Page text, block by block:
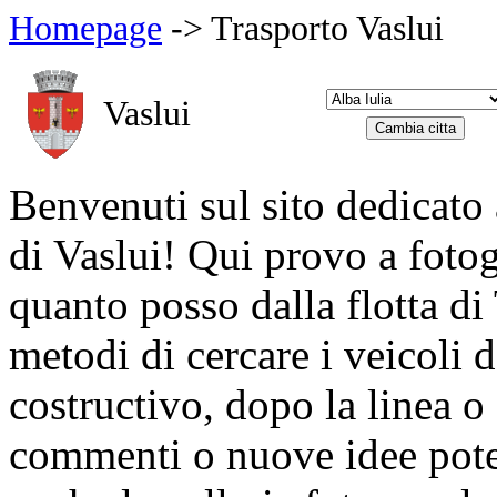
Homepage -> Trasporto Vaslui
Vaslui
Benvenuti sul sito
di Vaslui! Qui provo a
quanto posso dalla flotta
metodi di cercare i veicoli
costructivo, dopo la linea
commenti o nuove idee